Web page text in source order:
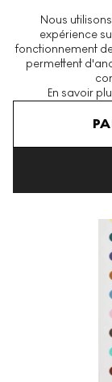
Nous
expérience
fonctionnement
permettent
En savoir
La plus grande